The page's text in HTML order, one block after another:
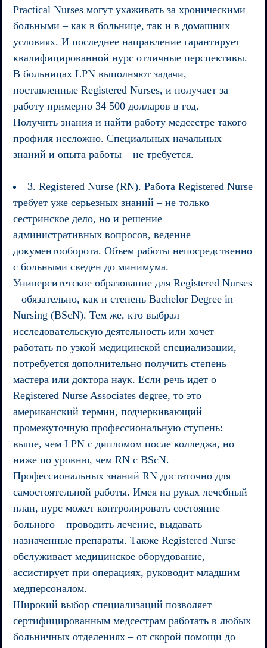
Practical Nurses могут ухаживать за хроническими
больными – как в больнице, так и в домашних
условиях. И последнее направление гарантирует
квалифицированной нурс отличные перспективы.
В больницах LPN выполняют задачи,
поставленные Registered Nurses, и получает за
работу примерно 34 500 долларов в год.
Получить знания и найти работу медсестре такого
профиля несложно. Специальных начальных
знаний и опыта работы – не требуется.
3. Registered Nurse (RN). Работа Registered Nurse
требует уже серьезных знаний – не только
сестринское дело, но и решение
административных вопросов, ведение
документооборота. Объем работы непосредственно
с больными сведен до минимума.
Университетское образование для Registered Nurses
– обязательно, как и степень Bachelor Degree in
Nursing (BScN). Тем же, кто выбрал
исследовательскую деятельность или хочет
работать по узкой медицинской специализации,
потребуется дополнительно получить степень
мастера или доктора наук. Если речь идет о
Registered Nurse Associates degree, то это
американский термин, подчеркивающий
промежуточную профессиональную ступень:
выше, чем LPN c дипломом после колледжа, но
ниже по уровню, чем RN c BScN.
Профессиональных знаний RN достаточно для
самостоятельной работы. Имея на руках лечебный
план, нурс может контролировать состояние
больного – проводить лечение, выдавать
назначенные препараты. Также Registered Nurse
обслуживает медицинское оборудование,
ассистирует при операциях, руководит младшим
медперсоналом.
Широкий выбор специализаций позволяет
сертифицированным медсестрам работать в любых
больничных отделениях – от скорой помощи до